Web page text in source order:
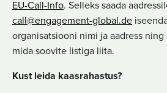
EU-Call-Info. Selleks saada
call@engagement-global.de
organisatsiooni nimi ja aadress ning
mida soovite listiga liita.
Kust leida kaasrahastus?